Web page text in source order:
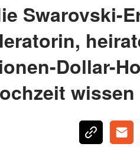
Swarovski-
Dollar-